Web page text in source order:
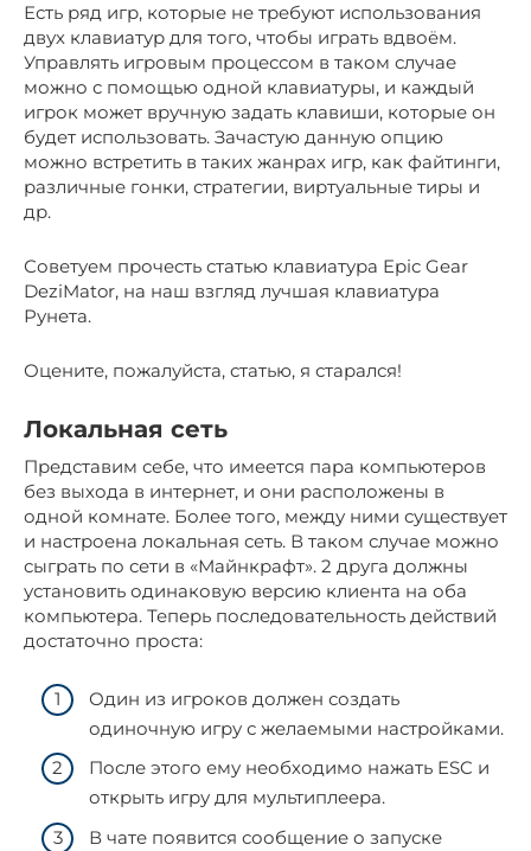
Есть ряд игр, которые не требуют использования
двух клавиатур для того, чтобы играть вдвоём.
Управлять игровым процессом в таком случае
можно с помощью одной клавиатуры, и каждый
игрок может вручную задать клавиши, которые он
будет использовать. Зачастую данную опцию
можно встретить в таких жанрах игр, как файтинги,
различные гонки, стратегии, виртуальные тиры и
др.
Советуем прочесть статью клавиатура Epic Gear
DeziMator, на наш взгляд лучшая клавиатура
Рунета.
Оцените, пожалуйста, статью, я старался!
Локальная сеть
Представим себе, что имеется пара компьютеров
без выхода в интернет, и они расположены в
одной комнате. Более того, между ними существует
и настроена локальная сеть. В таком случае можно
сыграть по сети в «Майнкрафт». 2 друга должны
установить одинаковую версию клиента на оба
компьютера. Теперь последовательность действий
достаточно проста:
Один из игроков должен создать
одиночную игру с желаемыми настройками.
После этого ему необходимо нажать ESC и
открыть игру для мультиплеера.
В чате появится сообщение о запуске